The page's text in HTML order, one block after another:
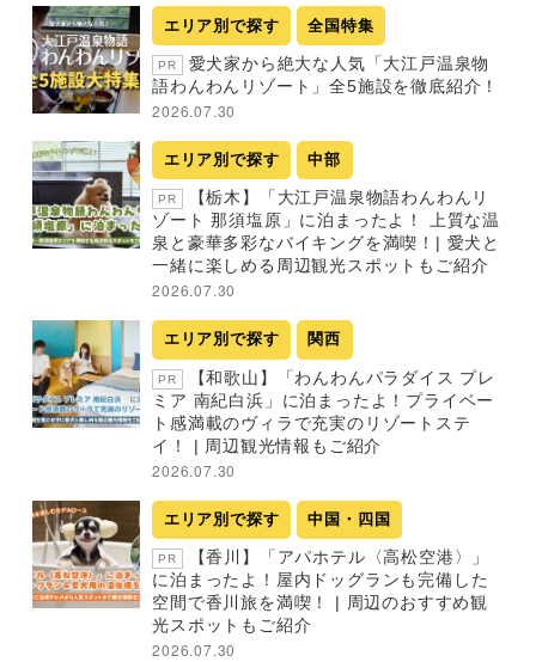
エリア別で探す 全国特集
PR
愛犬家から絶大な人気「大江戸温泉物
語わんわんリゾート」全5施設を徹底紹介！
2026.07.30
エリア別で探す 中部
PR
【栃木】「大江戸温泉物語わんわんリ
ゾート 那須塩原」に泊まったよ！ 上質な温
泉と豪華多彩なバイキングを満喫！| 愛犬と
一緒に楽しめる周辺観光スポットもご紹介
2026.07.30
エリア別で探す 関西
PR
【和歌山】「わんわんパラダイス プレ
ミア 南紀白浜」に泊まったよ！プライベー
ト感満載のヴィラで充実のリゾートステ
イ！ | 周辺観光情報もご紹介
2026.07.30
エリア別で探す 中国・四国
PR
【香川】「アパホテル〈高松空港〉」
に泊まったよ！屋内ドッグランも完備した
空間で香川旅を満喫！ | 周辺のおすすめ観
光スポットもご紹介
2026.07.30